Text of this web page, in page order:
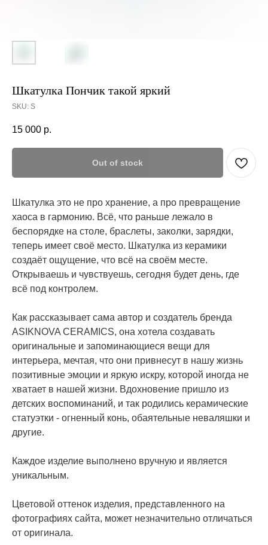
Шкатулка Пончик такой яркий
SKU: S
15 000 р.
Out of stock
Шкатулка это не про хранение, а про превращение
хаоса в гармонию. Всё, что раньше лежало в
беспорядке на столе, браслеты, заколки, зарядки,
теперь имеет своё место. Шкатулка из керамики
создаёт ощущение, что всё на своём месте.
Открываешь и чувствуешь, сегодня будет день, где
всё под контролем.
Как рассказывает сама автор и создатель бренда
ASIKNOVA CERAMICS, она хотела создавать
оригинальные и запоминающиеся вещи для
интерьера, мечтая, что они привнесут в нашу жизнь
позитивные эмоции и яркую искру, которой иногда не
хватает в нашей жизни. Вдохновение пришло из
детских воспоминаний, и так родились керамические
статуэтки - огненный конь, обаятельные неваляшки и
другие.
Каждое изделие выполнено вручную и является
уникальным.
Цветовой оттенок изделия, представленного на
фотографиях сайта, может незначительно отличаться
от оригинала.